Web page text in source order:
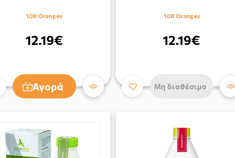
108 Oranges
12.19€
Αγορά
108 Oranges
12.19€
Μη διαθέσιμο